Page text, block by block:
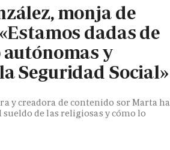
monja de
dadas de
y
Seguridad Social»
y creadora de contenido sor Marta ha
sueldo de las religiosas y cómo lo